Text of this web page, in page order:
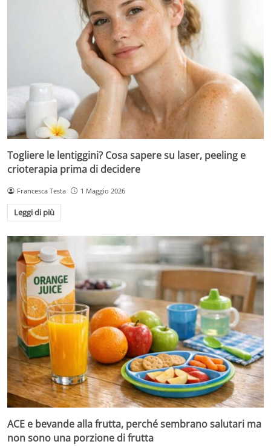
Togliere le lentiggini? Cosa sapere su laser, peeling e
crioterapia prima di decidere
Francesca Testa 1 Maggio 2026
Leggi di più
ACE e bevande alla frutta, perché sembrano salutari ma
non sono una porzione di frutta